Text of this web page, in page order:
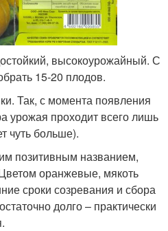
высокоурожайный. С
15-20 плодов.
Так, с момента появления
урожая проходит всего лишь
чуть больше).
позитивным названием,
оранжевые, мякоть
сроки созревания и сбора
долго – практически